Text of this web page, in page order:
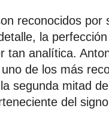
reconocidos por
la
tan analítica.
de los más
segunda mitad
del